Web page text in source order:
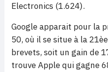
Electronics (1.624).
Google apparait pour la
50, où il se situe à la
brevets, soit un gain de
trouve Apple qui gagne